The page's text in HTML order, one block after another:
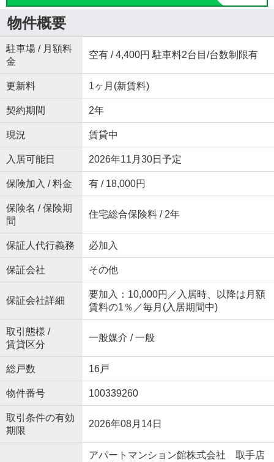
物件概要
駐車場 / 月額料
金
空有 / 4,400円 駐車料2台目/台数制限有
更新料 1ヶ月(新賃料)
契約期間 2年
現況 賃貸中
入居可能日 2026年11月30日予定
保険加入 / 料金 有 / 18,000円
保険名 / 保険期
間
住宅総合保険料 / 2年
保証人代行義務 必加入
保証会社 その他
保証会社詳細
要加入：10,000円／入居時、以降は月額
賃料の1％／毎月(入居期間中)
取引態様 /
賃貸区分
一般媒介 / 一般
総戸数 16戸
物件番号 100339260
取引条件の有効
期限
2026年08月14日
アパートマンション館株式会社 取手店